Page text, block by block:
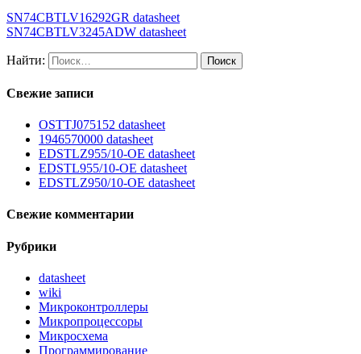
SN74CBTLV16292GR datasheet
SN74CBTLV3245ADW datasheet
Найти:
Свежие записи
OSTTJ075152 datasheet
1946570000 datasheet
EDSTLZ955/10-OE datasheet
EDSTL955/10-OE datasheet
EDSTLZ950/10-OE datasheet
Свежие комментарии
Рубрики
datasheet
wiki
Микроконтроллеры
Микропроцессоры
Микросхема
Программирование